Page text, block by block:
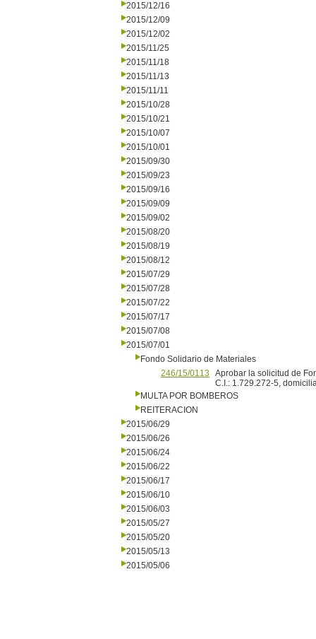
2015/12/16
2015/12/09
2015/12/02
2015/11/25
2015/11/18
2015/11/13
2015/11/11
2015/10/28
2015/10/21
2015/10/07
2015/10/01
2015/09/30
2015/09/23
2015/09/16
2015/09/09
2015/09/02
2015/08/20
2015/08/19
2015/08/12
2015/07/29
2015/07/28
2015/07/22
2015/07/17
2015/07/08
2015/07/01
Fondo Solidario de Materiales
246/15/0113
Aprobar la solicitud de
C.I.: 1.729.272-5,
MULTA POR BOMBEROS
REITERACION
2015/06/29
2015/06/26
2015/06/24
2015/06/22
2015/06/17
2015/06/10
2015/06/03
2015/05/27
2015/05/20
2015/05/13
2015/05/06